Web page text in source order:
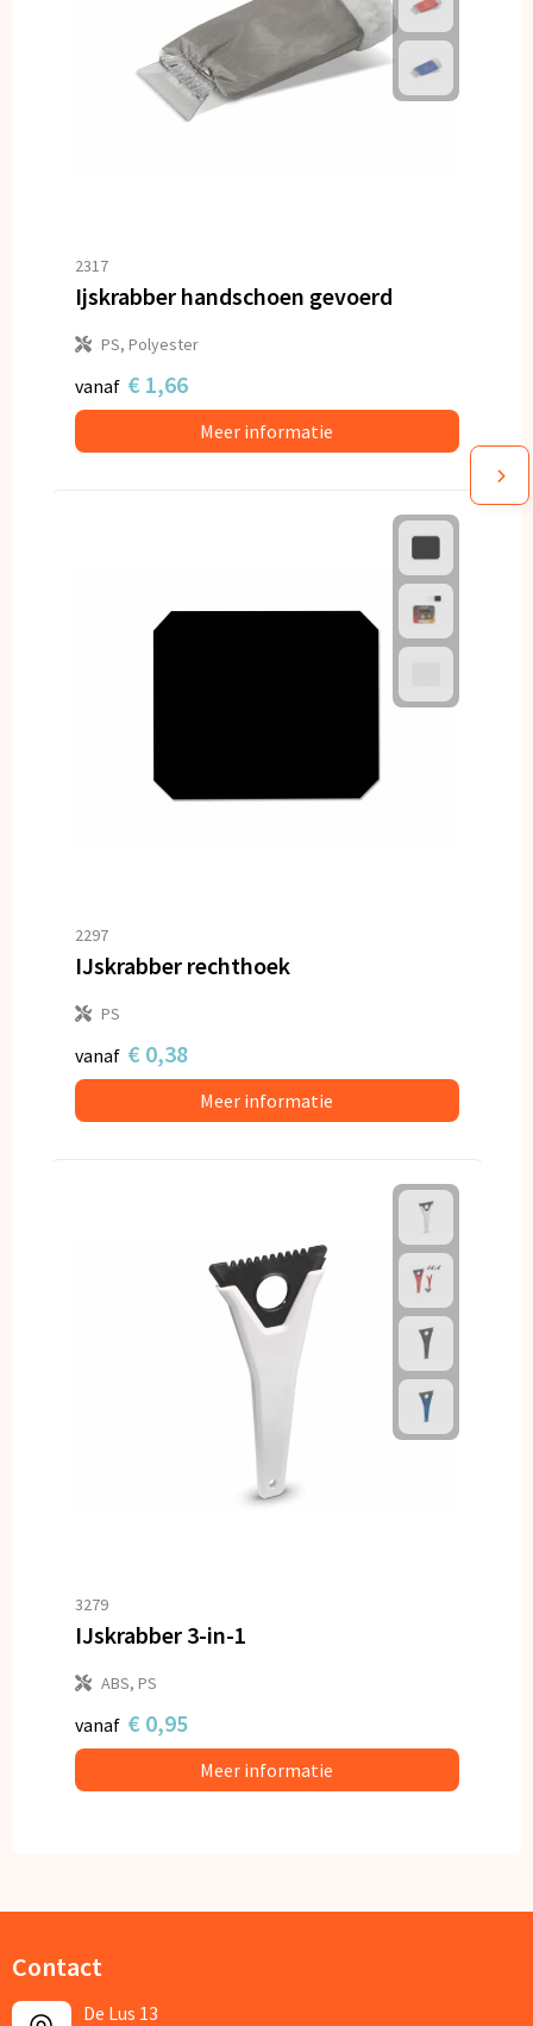
2317
Ijskrabber handschoen gevoerd
PS, Polyester
vanaf € 1,66
Meer informatie
2297
IJskrabber rechthoek
PS
vanaf € 0,38
Meer informatie
3279
IJskrabber 3-in-1
ABS, PS
vanaf € 0,95
Meer informatie
Contact
De Lus 13